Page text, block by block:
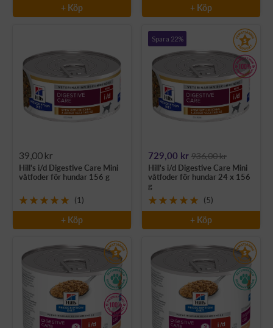
+ Köp + Köp
Rea-
pris
39,00 kr
Hill's i/d Digestive Care Mini
våtfoder för hundar 156 g
(1)
+ Köp
Spara 22%
Rea-
pris
729,00 kr 936,00 kr
Hill's i/d Digestive Care Mini
våtfoder för hundar 24 x 156
g
(5)
+ Köp